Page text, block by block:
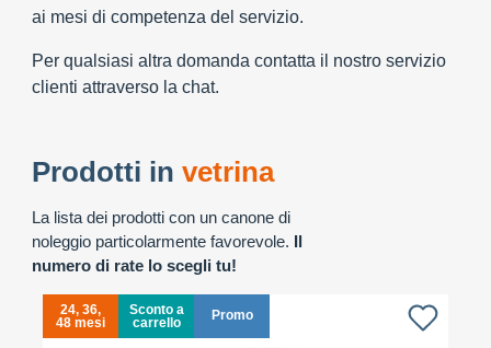
ai mesi di competenza del servizio.
Per qualsiasi altra domanda contatta il nostro servizio
clienti attraverso la chat.
Prodotti in vetrina
La lista dei prodotti con un canone di
noleggio particolarmente favorevole. Il
numero di rate lo scegli tu!
24, 36,
48 mesi
Sconto a
carrello
Promo